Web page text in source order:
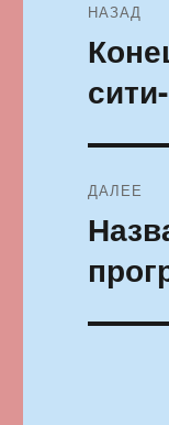
по
НАЗАД
ДАЛЕЕ